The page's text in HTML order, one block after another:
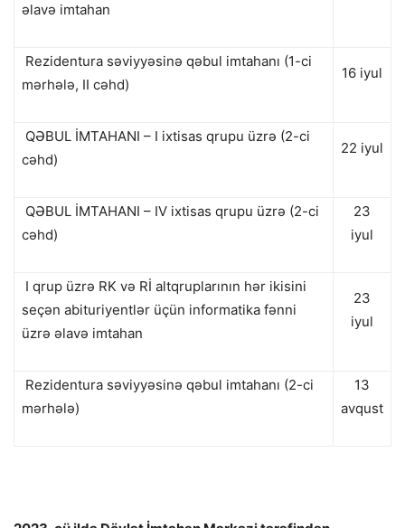
əlavə imtahan
Rezidentura səviyyəsinə qəbul imtahanı (1-ci
mərhələ, II cəhd)
16 iyul
QƏBUL İMTAHANI – I ixtisas qrupu üzrə (2-ci
cəhd)
22 iyul
QƏBUL İMTAHANI – IV ixtisas qrupu üzrə (2-ci
cəhd)
23
iyul
I qrup üzrə RK və Rİ altqruplarının hər ikisini
seçən abituriyentlər üçün informatika fənni
üzrə əlavə imtahan
23
iyul
Rezidentura səviyyəsinə qəbul imtahanı (2-ci
mərhələ)
13
avqust